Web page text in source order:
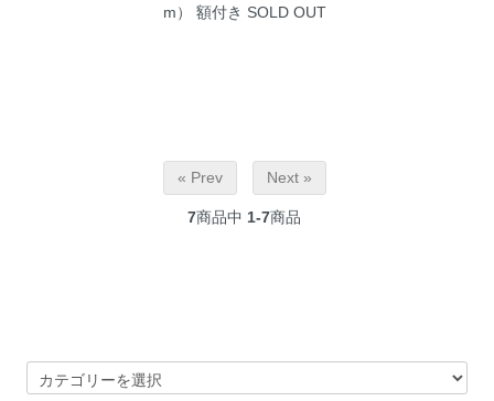
m） 額付き SOLD OUT
« Prev Next »
7商品中 1-7商品